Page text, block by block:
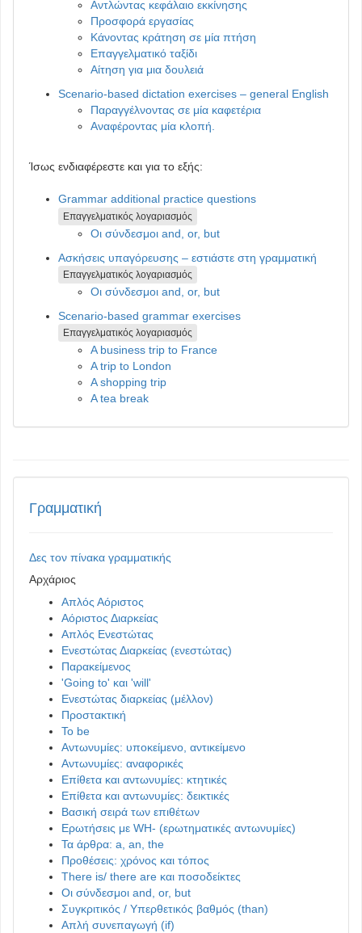
Αντλώντας κεφάλαιο εκκίνησης
Προσφορά εργασίας
Κάνοντας κράτηση σε μία πτήση
Επαγγελματικό ταξίδι
Αίτηση για μια δουλειά
Scenario-based dictation exercises – general English
Παραγγέλνοντας σε μία καφετέρια
Αναφέροντας μία κλοπή.
Ίσως ενδιαφέρεστε και για το εξής:
Grammar additional practice questions
Επαγγελματικός λογαριασμός
Οι σύνδεσμοι and, or, but
Ασκήσεις υπαγόρευσης – εστιάστε στη γραμματική
Επαγγελματικός λογαριασμός
Οι σύνδεσμοι and, or, but
Scenario-based grammar exercises
Επαγγελματικός λογαριασμός
A business trip to France
A trip to London
A shopping trip
A tea break
Γραμματική
Δες τον πίνακα γραμματικής
Αρχάριος
Απλός Αόριστος
Αόριστος Διαρκείας
Απλός Ενεστώτας
Ενεστώτας Διαρκείας (ενεστώτας)
Παρακείμενος
'Going to' και 'will'
Ενεστώτας διαρκείας (μέλλον)
Προστακτική
To be
Αντωνυμίες: υποκείμενο, αντικείμενο
Αντωνυμίες: αναφορικές
Επίθετα και αντωνυμίες: κτητικές
Επίθετα και αντωνυμίες: δεικτικές
Βασική σειρά των επιθέτων
Ερωτήσεις με WH- (ερωτηματικές αντωνυμίες)
Τα άρθρα: a, an, the
Προθέσεις: χρόνος και τόπος
There is/ there are και ποσοδείκτες
Οι σύνδεσμοι and, or, but
Συγκριτικός / Υπερθετικός βαθμός (than)
Απλή συνεπαγωγή (if)